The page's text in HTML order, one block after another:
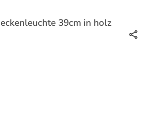
39cm in holz